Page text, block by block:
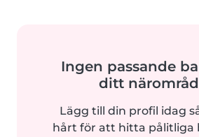
Ingen passande
ditt
Lägg till din profil idag
hårt för att hitta pålitliga